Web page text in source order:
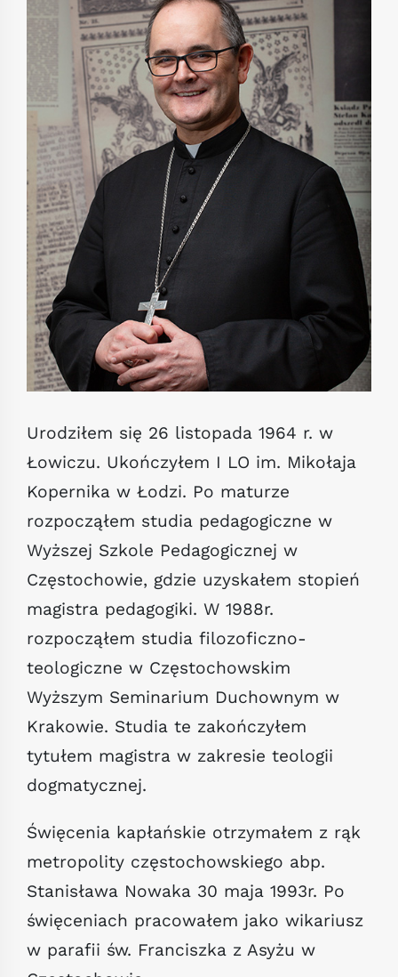
Urodziłem się 26 listopada 1964 r. w
Łowiczu. Ukończyłem I LO im. Mikołaja
Kopernika w Łodzi. Po maturze
rozpocząłem studia pedagogiczne w
Wyższej Szkole Pedagogicznej w
Częstochowie, gdzie uzyskałem stopień
magistra pedagogiki. W 1988r.
rozpocząłem studia filozoficzno-
teologiczne w Częstochowskim
Wyższym Seminarium Duchownym w
Krakowie. Studia te zakończyłem
tytułem magistra w zakresie teologii
dogmatycznej.
Święcenia kapłańskie otrzymałem z rąk
metropolity częstochowskiego abp.
Stanisława Nowaka 30 maja 1993r. Po
święceniach pracowałem jako wikariusz
w parafii św. Franciszka z Asyżu w